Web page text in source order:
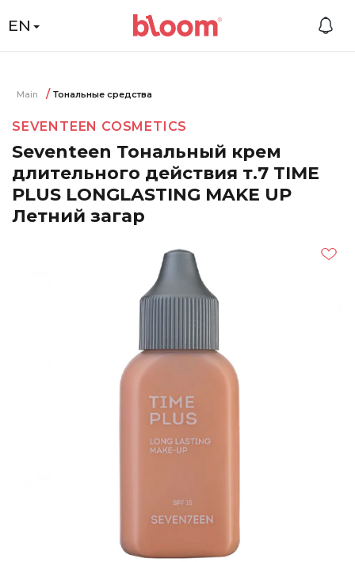
EN
Main Тональные средства
SEVENTEEN COSMETICS
Seventeen Тональный крем
длительного действия т.7 TIME
PLUS LONGLASTING MAKE UP
Летний загар